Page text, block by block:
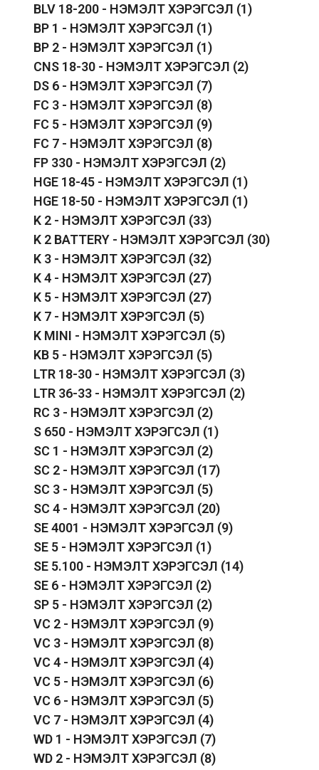
BLV 18-200 - НЭМЭЛТ ХЭРЭГСЭЛ (1)
BP 1 - НЭМЭЛТ ХЭРЭГСЭЛ (1)
BP 2 - НЭМЭЛТ ХЭРЭГСЭЛ (1)
CNS 18-30 - НЭМЭЛТ ХЭРЭГСЭЛ (2)
DS 6 - НЭМЭЛТ ХЭРЭГСЭЛ (7)
FC 3 - НЭМЭЛТ ХЭРЭГСЭЛ (8)
FC 5 - НЭМЭЛТ ХЭРЭГСЭЛ (9)
FC 7 - НЭМЭЛТ ХЭРЭГСЭЛ (8)
FP 330 - НЭМЭЛТ ХЭРЭГСЭЛ (2)
HGE 18-45 - НЭМЭЛТ ХЭРЭГСЭЛ (1)
HGE 18-50 - НЭМЭЛТ ХЭРЭГСЭЛ (1)
K 2 - НЭМЭЛТ ХЭРЭГСЭЛ (33)
K 2 BATTERY - НЭМЭЛТ ХЭРЭГСЭЛ (30)
K 3 - НЭМЭЛТ ХЭРЭГСЭЛ (32)
K 4 - НЭМЭЛТ ХЭРЭГСЭЛ (27)
K 5 - НЭМЭЛТ ХЭРЭГСЭЛ (27)
K 7 - НЭМЭЛТ ХЭРЭГСЭЛ (5)
K MINI - НЭМЭЛТ ХЭРЭГСЭЛ (5)
KB 5 - НЭМЭЛТ ХЭРЭГСЭЛ (5)
LTR 18-30 - НЭМЭЛТ ХЭРЭГСЭЛ (3)
LTR 36-33 - НЭМЭЛТ ХЭРЭГСЭЛ (2)
RC 3 - НЭМЭЛТ ХЭРЭГСЭЛ (2)
S 650 - НЭМЭЛТ ХЭРЭГСЭЛ (1)
SC 1 - НЭМЭЛТ ХЭРЭГСЭЛ (2)
SC 2 - НЭМЭЛТ ХЭРЭГСЭЛ (17)
SC 3 - НЭМЭЛТ ХЭРЭГСЭЛ (5)
SC 4 - НЭМЭЛТ ХЭРЭГСЭЛ (20)
SE 4001 - НЭМЭЛТ ХЭРЭГСЭЛ (9)
SE 5 - НЭМЭЛТ ХЭРЭГСЭЛ (1)
SE 5.100 - НЭМЭЛТ ХЭРЭГСЭЛ (14)
SE 6 - НЭМЭЛТ ХЭРЭГСЭЛ (2)
SP 5 - НЭМЭЛТ ХЭРЭГСЭЛ (2)
VC 2 - НЭМЭЛТ ХЭРЭГСЭЛ (9)
VC 3 - НЭМЭЛТ ХЭРЭГСЭЛ (8)
VC 4 - НЭМЭЛТ ХЭРЭГСЭЛ (4)
VC 5 - НЭМЭЛТ ХЭРЭГСЭЛ (6)
VC 6 - НЭМЭЛТ ХЭРЭГСЭЛ (5)
VC 7 - НЭМЭЛТ ХЭРЭГСЭЛ (4)
WD 1 - НЭМЭЛТ ХЭРЭГСЭЛ (7)
WD 2 - НЭМЭЛТ ХЭРЭГСЭЛ (8)